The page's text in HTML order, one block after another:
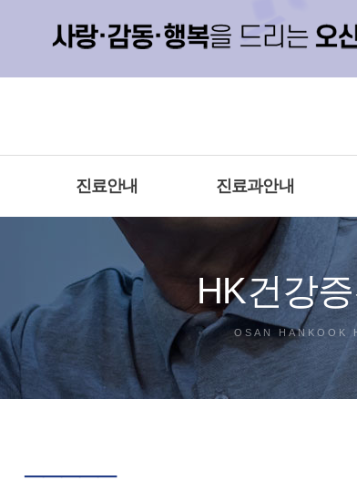
진료안내 진료과안내
HK건강
OSAN HANKOOK
─────